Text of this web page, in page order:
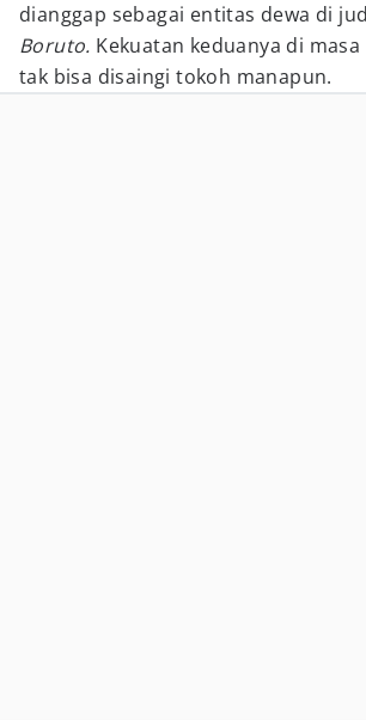
dianggap sebagai entitas dewa di
Boruto. Kekuatan keduanya di
tak bisa disaingi tokoh manapun.